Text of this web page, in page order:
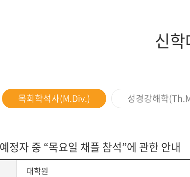
신
목회학석사(M.Div.) 성경강해학
정자 중 “목요일 채플 참석”에 관한 안내
대학원